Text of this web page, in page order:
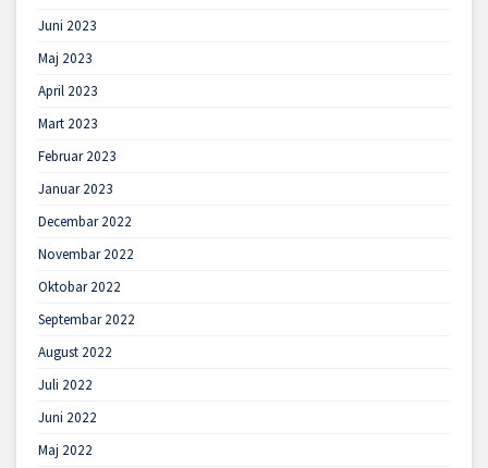
Juni 2023
Maj 2023
April 2023
Mart 2023
Februar 2023
Januar 2023
Decembar 2022
Novembar 2022
Oktobar 2022
Septembar 2022
August 2022
Juli 2022
Juni 2022
Maj 2022